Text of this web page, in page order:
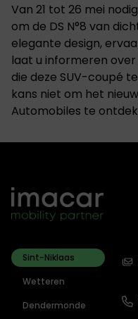
Van 21 tot 26 mei
om de DS N°8 van
elegante design,
laat u informeren
die deze SUV-coupé
kans niet om het
Automobiles te
Sint-Niklaas
Wetteren
Dendermonde